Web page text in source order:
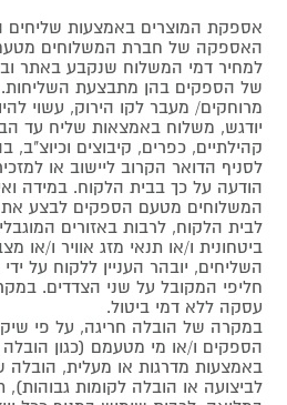
אספקת המוצרים באמצעות שליחים
האספקה של חברת המשלוחים
למחיר דמי המשלוח שנקבע באתר
של הספקים בהן מתבצעת השליחות.
מרוחקים/ מעבר לקו הירוק, עשוי
יודגש, משלוח באמצאות שליח עד
קהילתיים, כפרים, קיבוצים וכיוצ"ב,
לסניף הדואר הקרוב ליישוב או
הודעה על כך בבית הלקוח. במידה
המשלוחים מטעם הספקים לבצע
לבית הלקוח, לרבות באזורים
ביטחונית ו/או תנאי מזג אוויר ו/או
השליחים, יובהר העניין ללקוח על
חליפי המקובל על שני הצדדים.
עסקה ללא דמי ביטול.
במקרה של הובלה חריגה, על פי
הספקים ו/או מי מטעמם (כגון
באמצעות מדרגות או מעלית, הובלה
לביצועה או הובלה לקומות